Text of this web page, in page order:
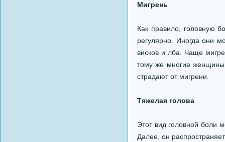
Мигрень
Как правило, головную
регулярно. Иногда они
висков и лба. Чаще
тому же многие женщины
страдают от мигрени.
Тяжелая голова
Этот вид головной боли
Далее, он